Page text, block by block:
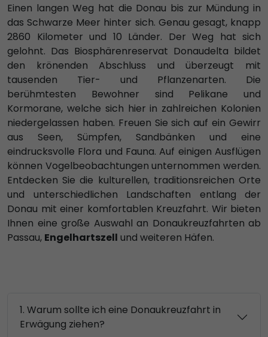
Einen langen Weg hat die Donau bis zur Mündung in
das Schwarze Meer hinter sich. Genau gesagt, knapp
2860 Kilometer und 10 Länder. Der Weg hat sich
gelohnt. Das Biosphärenreservat Donaudelta bildet
den krönenden Abschluss und überzeugt mit
tausenden Tier- und Pflanzenarten. Die
berühmtesten Bewohner sind Pelikane und
Kormorane, welche sich hier in zahlreichen Kolonien
niedergelassen haben. Freuen Sie sich auf ein Gewirr
aus Seen, Sümpfen, Sandbänken und eine
eindrucksvolle Flora und Fauna. Auf einigen Ausflügen
können Vogelbeobachtungen unternommen werden.
Entdecken Sie die kulturellen, traditionsreichen Orte
und unterschiedlichen Landschaften entlang der
Donau mit einer komfortablen Kreuzfahrt. Wir bieten
Ihnen eine große Auswahl an Donaukreuzfahrten ab
Passau, Engelhartszell und weiteren Häfen.
1. Warum sollte ich eine Donaukreuzfahrt in
Erwägung ziehen?